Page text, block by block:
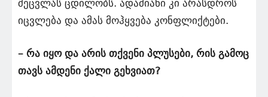
შეცვლას ცდილობს. ადამიანი კი არასდროს
იცვლება და ამას მოჰყვება კონფლიქტები.
– რა იყო და არის თქვენი პლუსები, რის გამოც
თავს ამდენი ქალი გეხვიათ?